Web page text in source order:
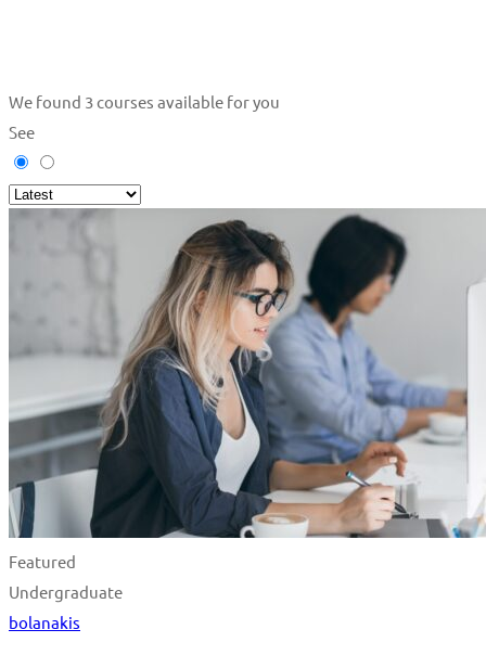
We found 3courses available for you
See
Featured
Undergraduate
bolanakis